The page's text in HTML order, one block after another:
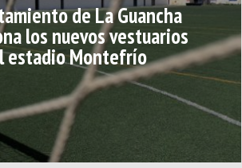
de La Guancha
los nuevos vestuarios
estadio Montefrío